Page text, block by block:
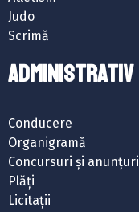
Judo
Scrimă
ADMINISTRATIV
Conducere
Organigramă
Concursuri și anunțuri
Plăți
Licitații